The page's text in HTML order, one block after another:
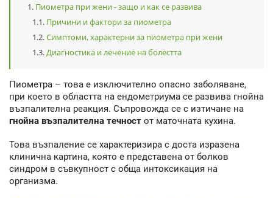
Пиометра при жени - защо и как се развива
Причини и фактори за пиометра
Симптоми, характерни за пиометра при жени
Диагностика и лечение на болестта
Пиометра – това е изключително опасно заболяване,
при което в областта на ендометриума се развива гнойна
възпалителна реакция. Съпровожда се с изтичане на
гнойна възпалителна течност от маточната кухина.
Това възпаление се характеризира с доста изразена
клинична картина, която е представена от болков
синдром в съвкупност с обща интоксикация на
организма.